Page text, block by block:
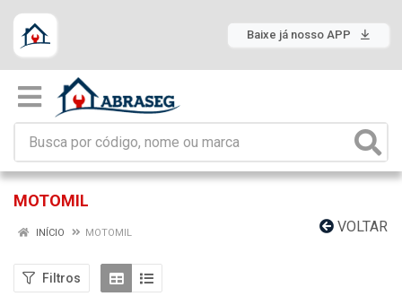
Baixe já nosso APP
MOTOMIL
VOLTAR
INÍCIO MOTOMIL
Filtros